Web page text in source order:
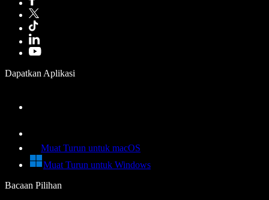
Dapatkan Aplikasi
Muat Turun untuk macOS
Muat Turun untuk Windows
Bacaan Pilihan